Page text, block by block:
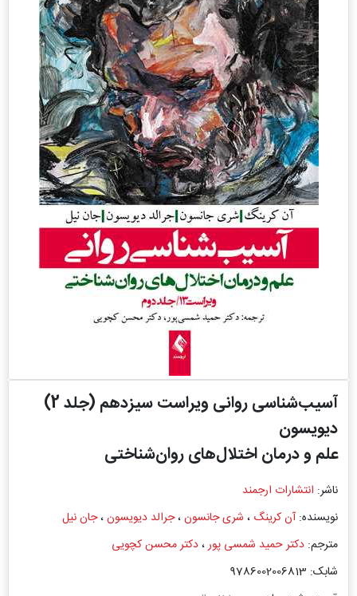
آسیب‌شناسی روانی ویراست سیزدهم (جلد 2)
دیویسون
علم و درمان اختلال‌های روان‌شناختی
ناشر: انتشارات ارجمند
نویسنده:آن کرینگ ، شری جانسون،جرالد دیویسون،جان نیل
مترجم: دکتر حمید شمسی ‌پور،دکتر محسن کچویی
شابک: 9786002006813